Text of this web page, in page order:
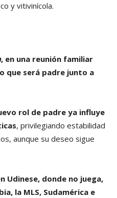
y vitivinícola.
, en una reunión familiar
que será padre junto a
rol de padre ya influye
, privilegiando estabilidad
aunque su deseo sigue
Udinese, donde no juega,
la MLS, Sudamérica e